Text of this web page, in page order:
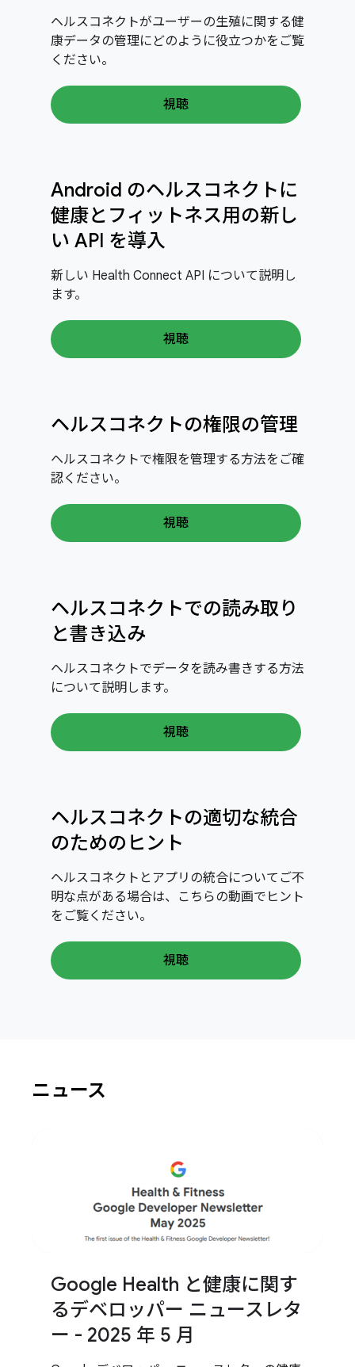
ヘルスコネクトがユーザーの生殖に関する健
康データの管理にどのように役立つかをご覧
ください。
視聴
Android のヘルスコネクトに
健康とフィットネス用の新し
い API を導入
新しい Health Connect API について説明し
ます。
視聴
ヘルスコネクトの権限の管理
ヘルスコネクトで権限を管理する方法をご確
認ください。
視聴
ヘルスコネクトでの読み取り
と書き込み
ヘルスコネクトでデータを読み書きする方法
について説明します。
視聴
ヘルスコネクトの適切な統合
のためのヒント
ヘルスコネクトとアプリの統合についてご不
明な点がある場合は、こちらの動画でヒント
をご覧ください。
視聴
ニュース
Google Health と健康に関す
るデベロッパー ニュースレタ
ー - 2025 年 5 月